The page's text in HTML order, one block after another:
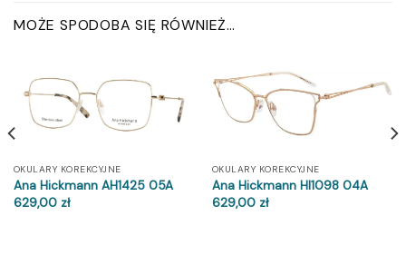
MOŻE SPODOBA SIĘ RÓWNIEŻ…
OKULARY KOREKCYJNE
Ana Hickmann AH1425 05A
629,00 zł
OKULARY KOREKCYJNE
Ana Hickmann HI1098 04A
629,00 zł